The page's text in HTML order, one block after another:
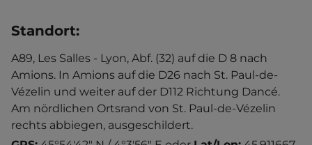
Standort:
A89, Les Salles - Lyon, Abf. (32) auf die D 8 nach
Amions. In Amions auf die D26 nach St. Paul-de-
Vézelin und weiter auf der D112 Richtung Dancé.
Am nördlichen Ortsrand von St. Paul-de-Vézelin
rechts abbiegen, ausgeschildert.